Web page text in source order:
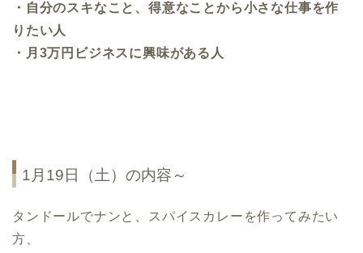
・自分のスキなこと、得意なことから小さな仕事を作
りたい人
・月3万円ビジネスに興味がある人
1月19日（土）の内容～
タンドールでナンと、スパイスカレーを作ってみたい
方、